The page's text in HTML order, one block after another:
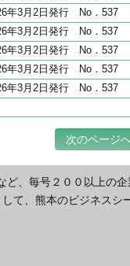
年3月2日発行 No．537
年3月2日発行 No．537
年3月2日発行 No．537
年3月2日発行 No．537
年3月2日発行 No．537
次のページ
、毎号２００以上の企
て、熊本のビジネスシ